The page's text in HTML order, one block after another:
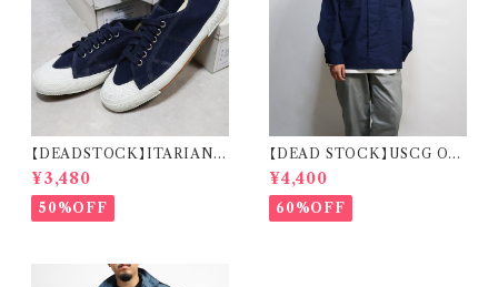
【DEADSTOCK】ITARIAN
MILITARY M.M. DECK S
HOES イタリア海軍 デッキシュ
ーズ 箱付き デッドストック
¥3,480
50%OFF
【DEAD STOCK】USCG OD
U SHIRT REMAKE CARDI
GAN 米国沿岸警備隊 オペレー
ションジャケット リメイク カーデ
ィガン
¥4,400
60%OFF